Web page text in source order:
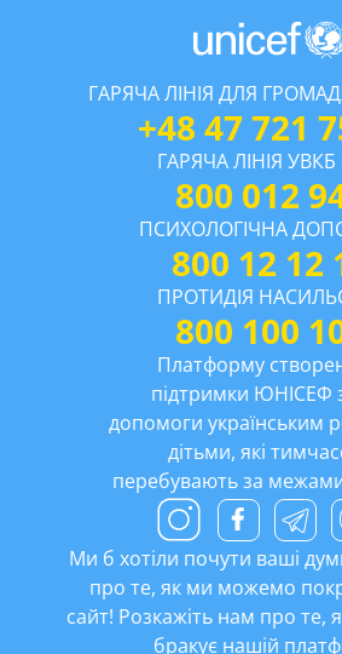
ГАРЯЧА ЛІНІЯ ДЛЯ
+48 47 721
ГАРЯЧА ЛІНІЯ
800 012
ПСИХОЛОГІЧНА
800 12 12
ПРОТИДІЯ
800 100
Платформу
підтримки ЮНІСЕФ
допомоги українським
дітьми, які
перебувають за
Ми б хотіли почути ваші
про те, як ми можемо
сайт! Розкажіть нам про те,
бракує нашій